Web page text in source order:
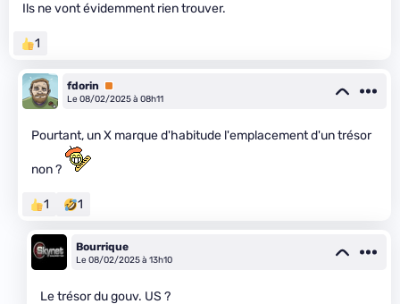
Ils ne vont évidemment rien trouver.
1
fdorin
Premium
Le 08/02/2025 à 08h11
Pourtant, un X marque d'habitude l'emplacement d'un trésor
non ?
1 1
Bourrique
Le 08/02/2025 à 13h10
Le trésor du gouv. US ?